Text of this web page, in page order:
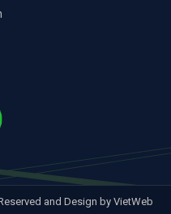
and Design by VietWeb